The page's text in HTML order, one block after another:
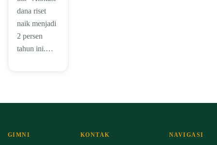
dana riset
naik menjadi
2 persen
tahun ini.…
GIMNI KONTAK NAVIGASI